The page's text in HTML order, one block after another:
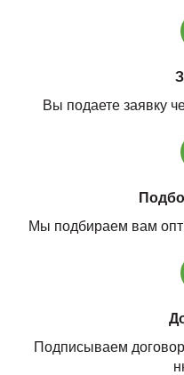
Вы подаете заявку
Мы подбираем вам
Подписываем